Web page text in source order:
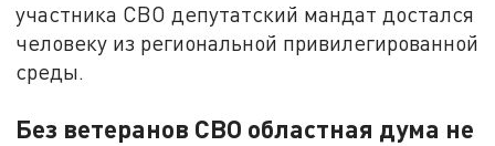
участника СВО депутатский мандат достался
человеку из региональной привилегированной
среды.
Без ветеранов СВО областная дума не